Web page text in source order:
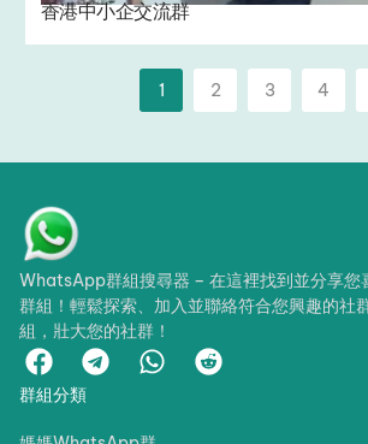
香港中小企交流群
1 2 3 4
WhatsApp群組搜尋器 – 在這裡找到並分享
群組！輕鬆探索、加入並聯絡符合您興趣的社
組，壯大您的社群！
群組分類